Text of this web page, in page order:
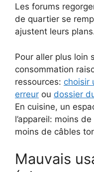
Les forums
de quartier se
ajustent leurs
Pour aller plus loin
consommation
ressources: choisir
erreur ou dossier
En cuisine, un
l’appareil: moins
moins de câbles
Mauvais